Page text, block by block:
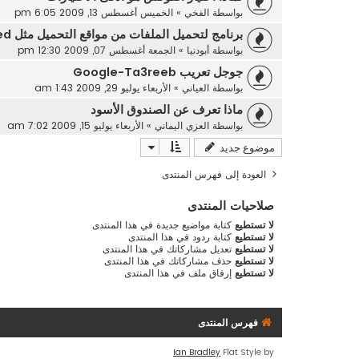
بواسطة الفخي » الخميس أغسطس 13, 2009 6:05 pm
برنامج لتحميل الملفات من مواقع التحميل مثل Rapidhare-4shared
بواسطة أبودنيا » الجمعة أغسطس 07, 2009 12:30 pm
جوجل تعريب Google-Ta3reeb
بواسطة العياني » الأربعاء يوليو 29, 2009 1:43 am
ماذا تعرف عن الصندوق الأسود
بواسطة العزي اليماني » الأربعاء يوليو 15, 2009 7:02 am
موضوع جديد
العودة إلى فهرس المنتدى
صلاحيات المنتدى
لا تستطيع كتابة مواضيع جديدة في هذا المنتدى
لا تستطيع كتابة ردود في هذا المنتدى
لا تستطيع تعديل مشاركاتك في هذا المنتدى
لا تستطيع حذف مشاركاتك في هذا المنتدى
لا تستطيع إرفاق ملف في هذا المنتدى
فهرس المنتدى
Flat Style by
Ian Bradley